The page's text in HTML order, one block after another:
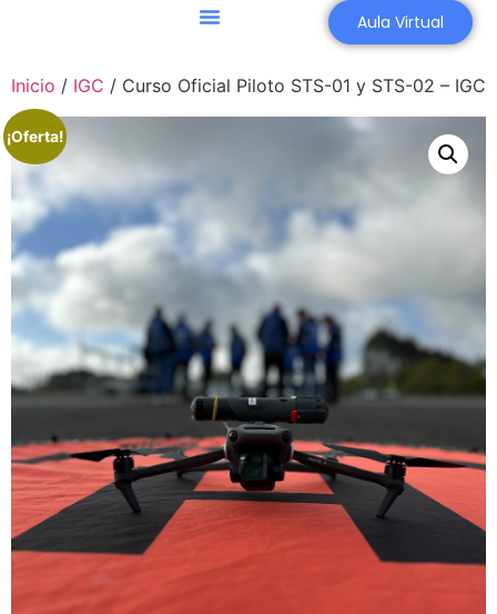
Aula Virtual
Inicio / IGC / Curso Oficial Piloto STS-01 y STS-02 – IGC
¡Oferta!